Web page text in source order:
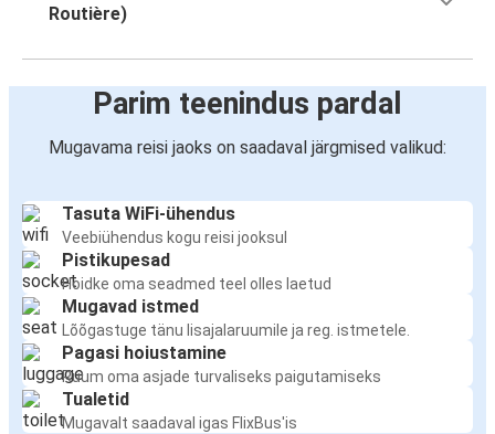
Routière)
Parim teenindus pardal
Mugavama reisi jaoks on saadaval järgmised valikud:
Tasuta WiFi-ühendus
Veebiühendus kogu reisi jooksul
Pistikupesad
Hoidke oma seadmed teel olles laetud
Mugavad istmed
Lõõgastuge tänu lisajalaruumile ja reg. istmetele.
Pagasi hoiustamine
Ruum oma asjade turvaliseks paigutamiseks
Tualetid
Mugavalt saadaval igas FlixBus'is